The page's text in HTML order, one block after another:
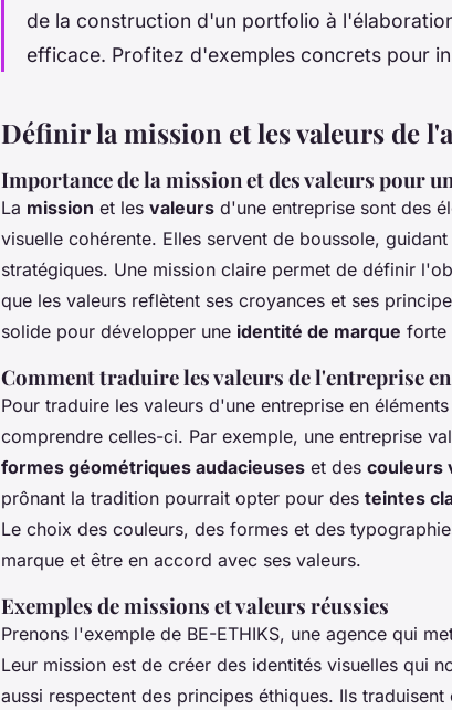
de la construction d'un portfolio à
efficace. Profitez d'exemples concrets pour
Définir la mission et les valeurs de
Importance de la mission et des valeurs pour
La mission et les valeurs d'une entreprise sont des
visuelle cohérente. Elles servent de boussole,
stratégiques. Une mission claire permet de définir
que les valeurs reflètent ses croyances et ses
solide pour développer une identité de marque forte
Comment traduire les valeurs de l'entreprise
Pour traduire les valeurs d'une entreprise en
comprendre celles-ci. Par exemple, une entreprise
formes géométriques audacieuses et des couleurs
prônant la tradition pourrait opter pour des teintes
Le choix des couleurs, des formes et des
marque et être en accord avec ses valeurs.
Exemples de missions et valeurs réussies
Prenons l'exemple de BE-ETHIKS, une agence qui
Leur mission est de créer des identités visuelles qui
aussi respectent des principes éthiques. Ils